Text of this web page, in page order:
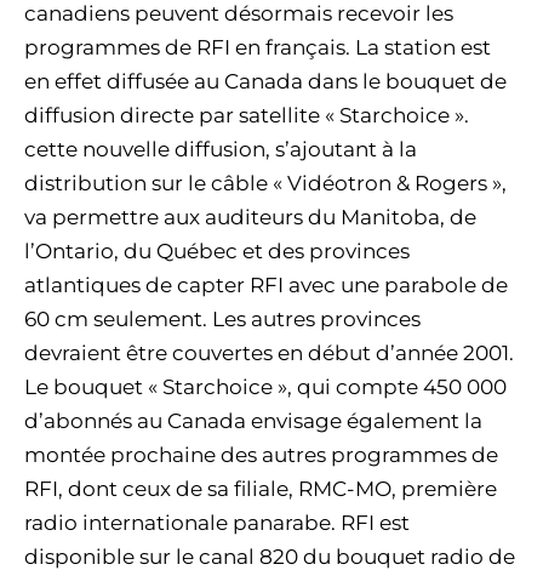
canadiens peuvent désormais recevoir les
programmes de RFI en français. La station est
en effet diffusée au Canada dans le bouquet de
diffusion directe par satellite « Starchoice ».
cette nouvelle diffusion, s’ajoutant à la
distribution sur le câble « Vidéotron & Rogers »,
va permettre aux auditeurs du Manitoba, de
l’Ontario, du Québec et des provinces
atlantiques de capter RFI avec une parabole de
60 cm seulement. Les autres provinces
devraient être couvertes en début d’année 2001.
Le bouquet « Starchoice », qui compte 450 000
d’abonnés au Canada envisage également la
montée prochaine des autres programmes de
RFI, dont ceux de sa filiale, RMC-MO, première
radio internationale panarabe. RFI est
disponible sur le canal 820 du bouquet radio de